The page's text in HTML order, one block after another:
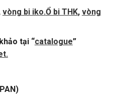
vòng bi iko.Ổ bi THK, vòng
tại “catalogue”